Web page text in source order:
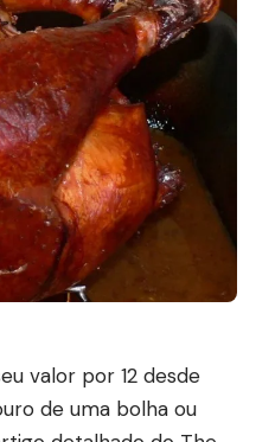
valor por 12 desde
de uma bolha ou